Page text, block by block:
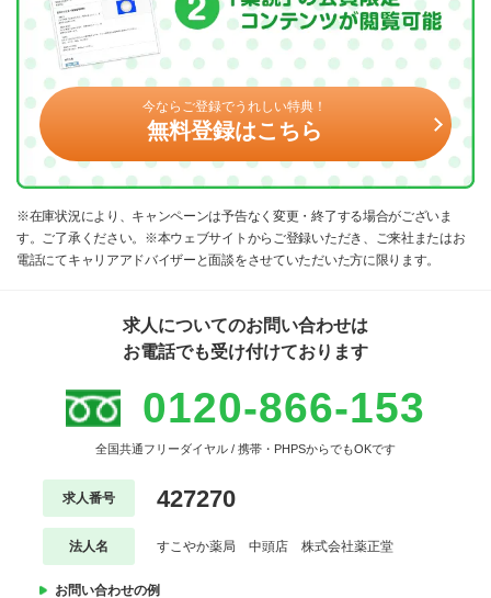
今ならご登録でうれしい特典！
無料登録はこちら
※在庫状況により、キャンペーンは予告なく変更・終了する場合がございま
す。ご了承ください。※本ウェブサイトからご登録いただき、ご来社またはお
電話にてキャリアアドバイザーと面談をさせていただいた方に限ります。
求人についてのお問い合わせは
お電話でも受け付けております
0120-866-153
全国共通フリーダイヤル / 携帯・PHPSからでもOKです
求人番号 427270
法人名 すこやか薬局 中頭店 株式会社薬正堂
お問い合わせの例